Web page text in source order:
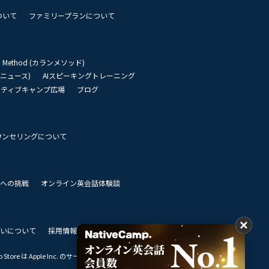
いて ファミリープランについて
Method (カランメソッド)
ュース)
AIスピーキングトレーニング
ィブキャンプ広場
ブログ
セリングについて
の挑戦 オンライン英会話体験談
について 採用情報 私達のビジョン
は Apple Inc. のサービスマークです。